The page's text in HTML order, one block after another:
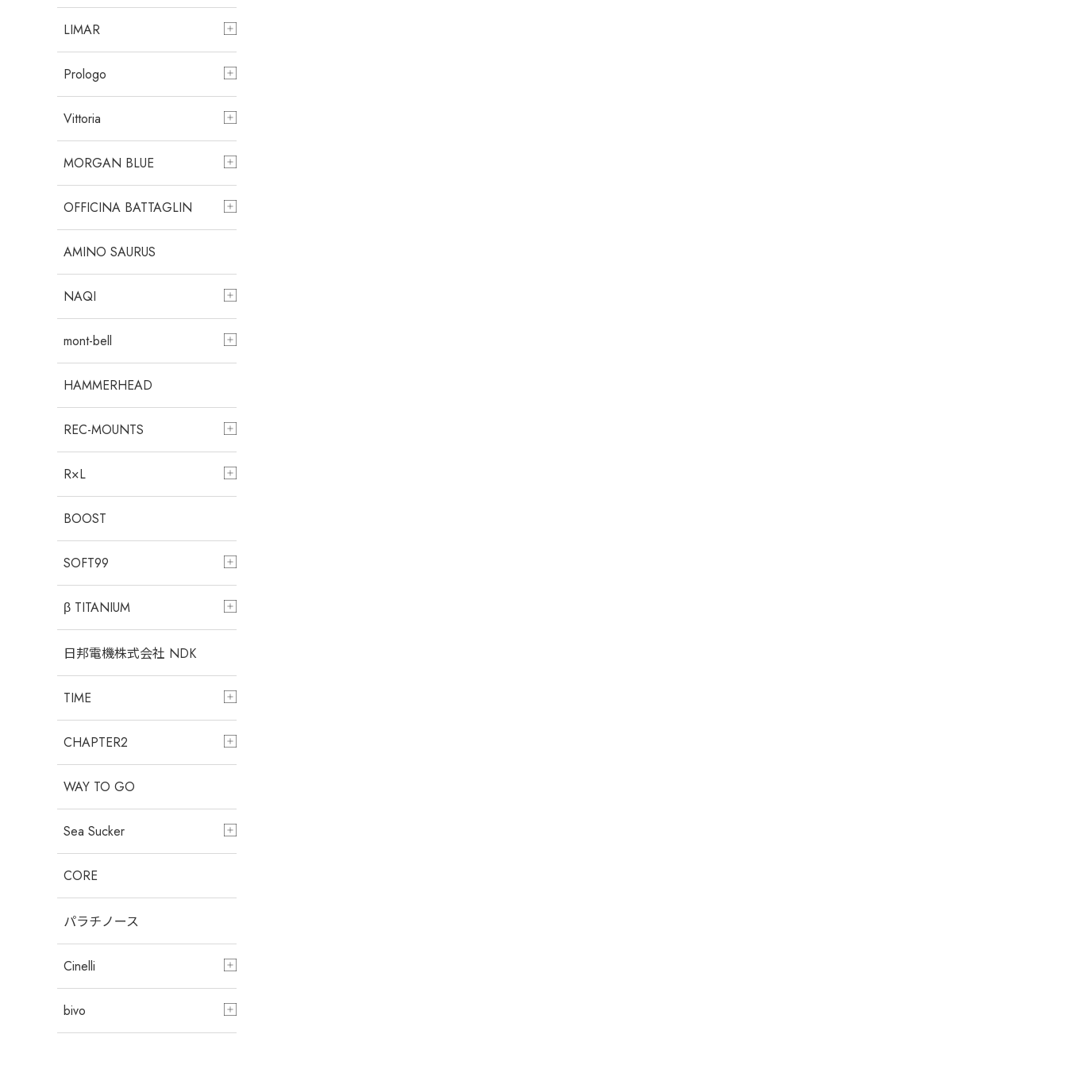
LIMAR
Prologo
Vittoria
MORGAN BLUE
OFFICINA BATTAGLIN
AMINO SAURUS
NAQI
mont-bell
HAMMERHEAD
REC-MOUNTS
R×L
BOOST
SOFT99
β TITANIUM
日邦電機株式会社 NDK
TIME
CHAPTER2
WAY TO GO
Sea Sucker
CORE
パラチノース
Cinelli
bivo